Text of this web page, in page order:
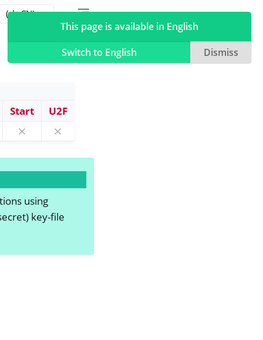
Start U2F
⨯ ⨯
using
key-file
This page is available in English
Switch to English
Dismiss